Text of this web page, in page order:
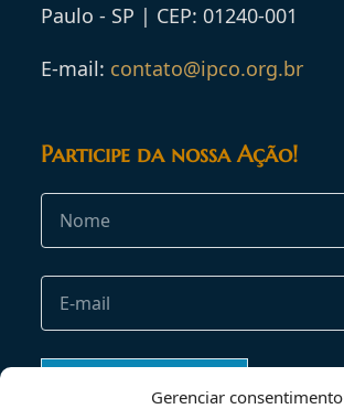
Gerenciar consentimento
Paulo - SP | CEP: 01240-001
E-mail: contato@ipco.org.br
Participe da nossa Ação!